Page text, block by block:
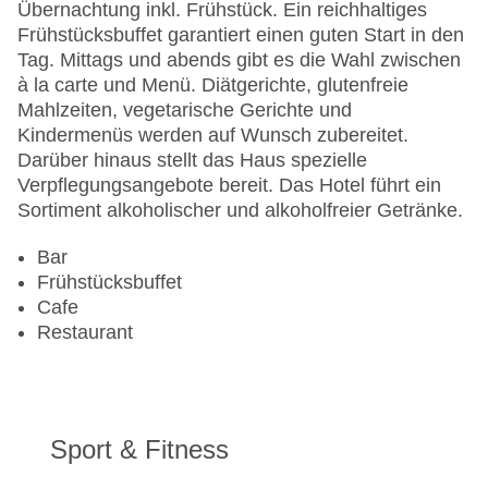
Übernachtung inkl. Frühstück. Ein reichhaltiges
Frühstücksbuffet garantiert einen guten Start in den
Tag. Mittags und abends gibt es die Wahl zwischen
à la carte und Menü. Diätgerichte, glutenfreie
Mahlzeiten, vegetarische Gerichte und
Kindermenüs werden auf Wunsch zubereitet.
Darüber hinaus stellt das Haus spezielle
Verpflegungsangebote bereit. Das Hotel führt ein
Sortiment alkoholischer und alkoholfreier Getränke.
Bar
Frühstücksbuffet
Cafe
Restaurant
Sport & Fitness